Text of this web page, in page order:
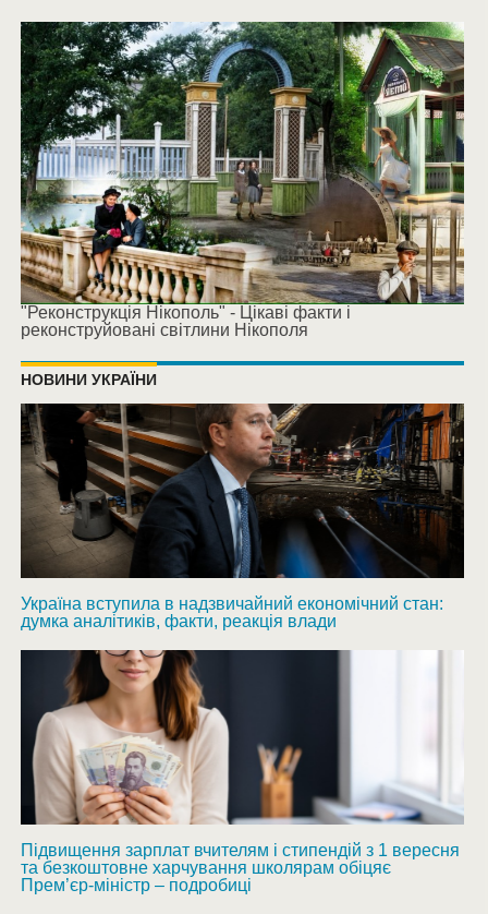
"Реконструкція Нікополь" - Цікаві факти і
реконструйовані світлини Нікополя
НОВИНИ УКРАЇНИ
Україна вступила в надзвичайний економічний стан:
думка аналітиків, факти, реакція влади
Підвищення зарплат вчителям і стипендій з 1 вересня
та безкоштовне харчування школярам обіцяє
Прем’єр-міністр – подробиці